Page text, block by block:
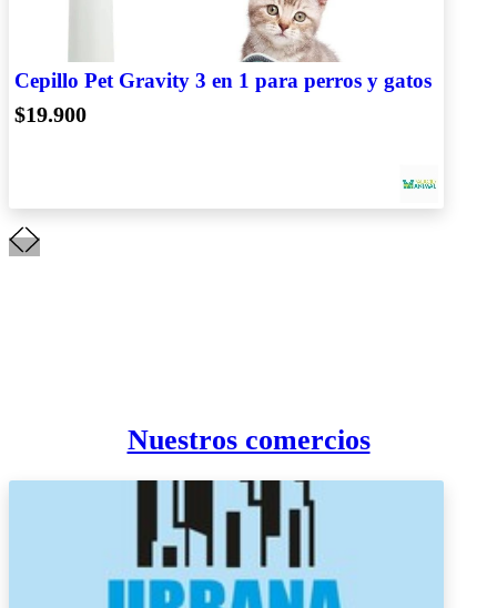
Cepillo Pet Gravity 3 en 1 para perros y gatos
$19.900
Nuestros comercios